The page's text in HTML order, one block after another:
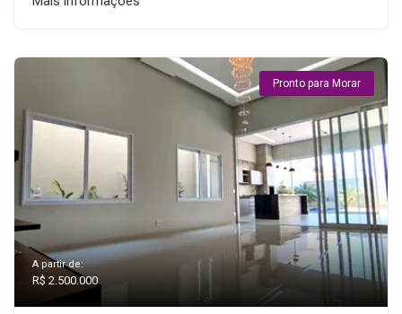
Pronto para Morar
A partir de:
R$ 2.500.000